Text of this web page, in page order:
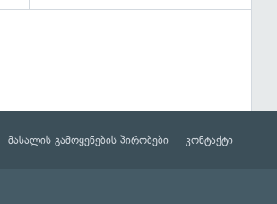
მასალის გამოყენების პირობები კონტაქტი